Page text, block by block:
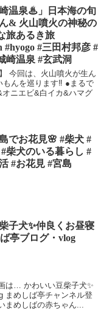
崎温泉♨」日本海の旬
& 火山噴火の神秘の
旅あるき旅
#hyogo #三田村邦彦 #
崎温泉 #玄武洞
今回は、火山噴火が生ん
もんを巡ります‼ ●まるで
ニエビ&白イカ&ハマグ
でお花見🌸 #柴犬 #
柴犬のいる暮らし #
#お花見 #宮島
子犬✨仲良くお昼寝
亭ブログ・vlog
は… かわいい豆柴子犬✨
まめしば亭チャンネル登
まめしばの赤ちゃん...